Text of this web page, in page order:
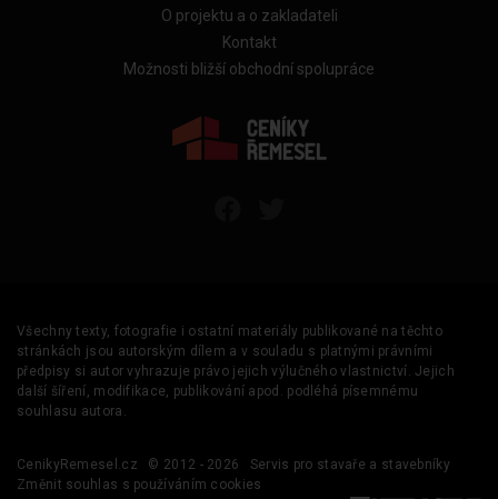
O projektu a o zakladateli
Kontakt
Možnosti bližší obchodní spolupráce
Všechny texty, fotografie i ostatní materiály publikované na těchto
stránkách jsou autorským dílem a v souladu s platnými právními
předpisy si autor vyhrazuje právo jejich výlučného vlastnictví. Jejich
další šíření, modifikace, publikování apod. podléhá písemnému
souhlasu autora.
CenikyRemesel.cz © 2012 - 2026
Servis pro stavaře a stavebníky
Změnit souhlas s používáním cookies